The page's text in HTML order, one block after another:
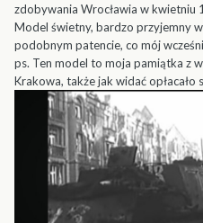
zdobywania Wrocławia w kwietniu
Model świetny, bardzo przyjemny
podobnym patencie, co mój
ps. Ten model to moja pamiątka z
Krakowa, także jak widać